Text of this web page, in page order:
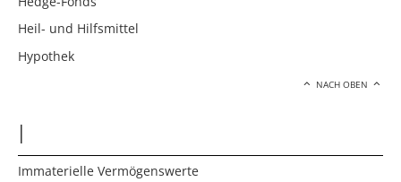
Heil- und Hilfsmittel
Hypothek
NACH OBEN
I
Immaterielle Vermögenswerte